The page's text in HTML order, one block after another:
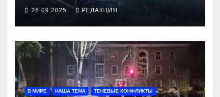
26.09.2025 РЕДАКЦИЯ
В МИРЕ НАША ТЕМА ТЕНЕВЫЕ КОНФЛИКТЫ